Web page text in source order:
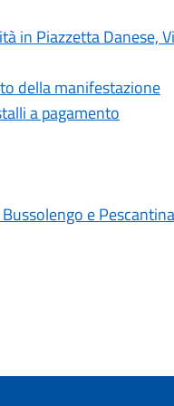
in Piazzetta Danese,
della manifestazione
a pagamento
e Pescantina